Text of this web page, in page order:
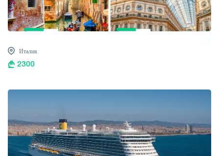
Италия
2300